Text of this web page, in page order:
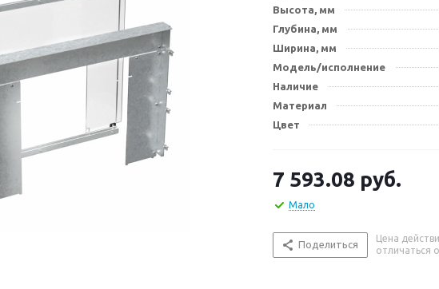
Высота, мм
Глубина, мм
Ширина, мм
Модель/исполнение
Наличие
Материал
Цвет
7 593.08 руб.
Мало
Поделиться
Цена
отличаться